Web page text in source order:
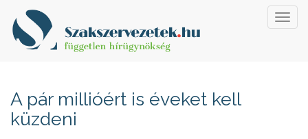
A pár millióért is éveket kell
küzdeni